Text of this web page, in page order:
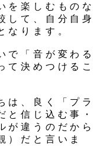
を楽しむものな
して、自分自身
なります。
で「音が変わる
て決めつけるこ
は、良く「プラ
と信じ込む事・
が違うのだから
）だと言いま